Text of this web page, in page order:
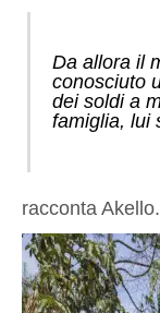
Da allora il
conosciuto
dei soldi a
famiglia, lui
racconta Akello.